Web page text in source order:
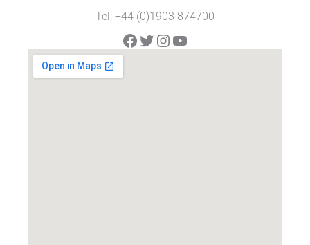
Tel: +44 (0)1903 874700
Facebook
Twitter
Instagram
YouTube